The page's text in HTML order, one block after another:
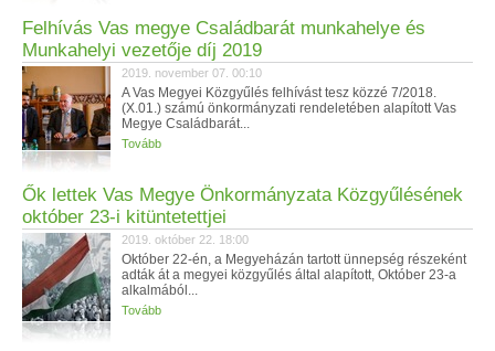
Felhívás Vas megye Családbarát munkahelye és
Munkahelyi vezetője díj 2019
2019. november 07. 00:10
A Vas Megyei Közgyűlés felhívást tesz közzé 7/2018.
(X.01.) számú önkormányzati rendeletében alapított Vas
Megye Családbarát...
Tovább
Ők lettek Vas Megye Önkormányzata Közgyűlésének
október 23-i kitüntetettjei
2019. október 22. 18:00
Október 22-én, a Megyeházán tartott ünnepség részeként
adták át a megyei közgyűlés által alapított, Október 23-a
alkalmából...
Tovább